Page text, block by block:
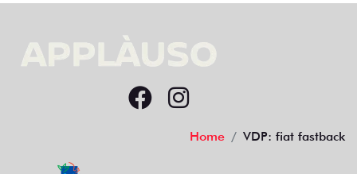
Home VDP: fiat fastback